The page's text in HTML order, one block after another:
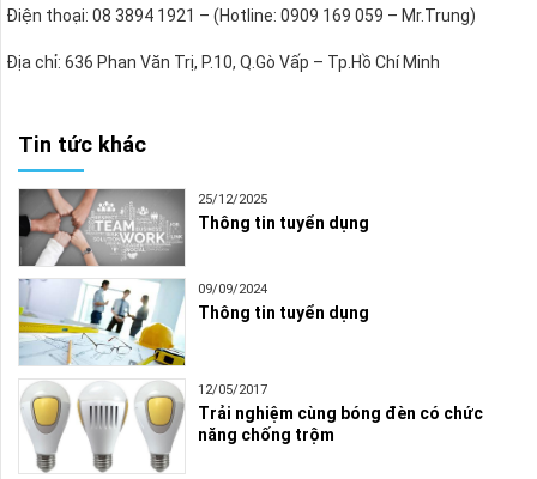
Điện thoại: 08 3894 1921 – (Hotline: 0909 169 059 – Mr.Trung)
Địa chỉ: 636 Phan Văn Trị, P.10, Q.Gò Vấp – Tp.Hồ Chí Minh
Tin tức khác
25/12/2025
Thông tin tuyển dụng
09/09/2024
Thông tin tuyển dụng
12/05/2017
Trải nghiệm cùng bóng đèn có chức
năng chống trộm